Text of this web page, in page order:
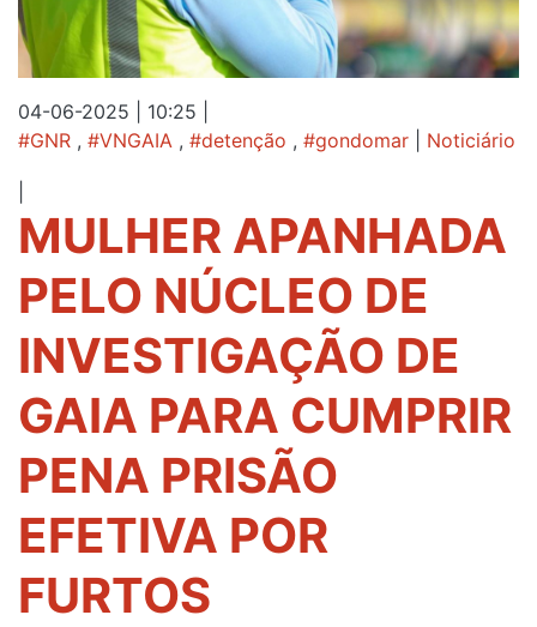
04-06-2025 | 10:25
#GNR , #VNGAIA , #detenção , #gondomar Noticiário
MULHER APANHADA
PELO NÚCLEO DE
INVESTIGAÇÃO DE
GAIA PARA CUMPRIR
PENA PRISÃO
EFETIVA POR
FURTOS